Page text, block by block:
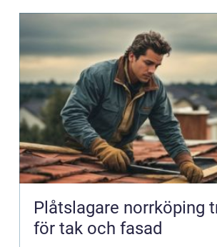
Plåtslagare norrköping trygg plåt
för tak och fasad